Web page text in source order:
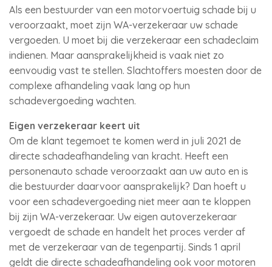
Als een bestuurder van een motorvoertuig schade bij u
veroorzaakt, moet zijn WA-verzekeraar uw schade
vergoeden. U moet bij die verzekeraar een schadeclaim
indienen. Maar aansprakelijkheid is vaak niet zo
eenvoudig vast te stellen. Slachtoffers moesten door de
complexe afhandeling vaak lang op hun
schadevergoeding wachten.
Eigen verzekeraar keert uit
Om de klant tegemoet te komen werd in juli 2021 de
directe schadeafhandeling van kracht. Heeft een
personenauto schade veroorzaakt aan uw auto en is
die bestuurder daarvoor aansprakelijk? Dan hoeft u
voor een schadevergoeding niet meer aan te kloppen
bij zijn WA-verzekeraar. Uw eigen autoverzekeraar
vergoedt de schade en handelt het proces verder af
met de verzekeraar van de tegenpartij. Sinds 1 april
geldt die directe schadeafhandeling ook voor motoren